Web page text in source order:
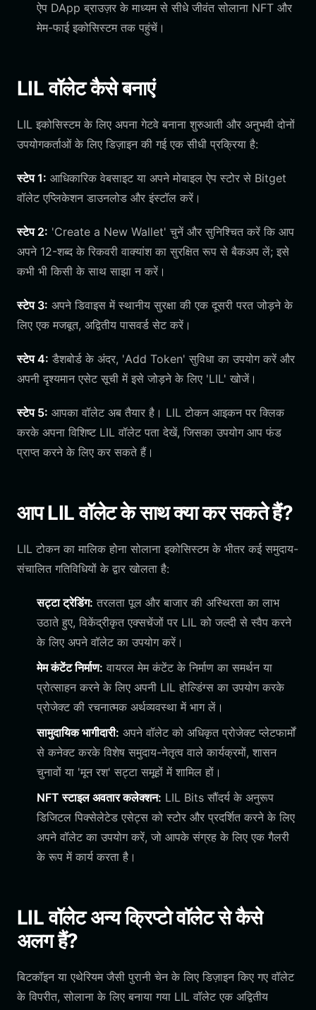
ऐप DApp ब्राउज़र के माध्यम से सीधे जीवंत सोलाना NFT और
मेम-फाई इकोसिस्टम तक पहुंचें।
LIL वॉलेट कैसे बनाएं
LIL इकोसिस्टम के लिए अपना गेटवे बनाना शुरुआती और अनुभवी दोनों
उपयोगकर्ताओं के लिए डिज़ाइन की गई एक सीधी प्रक्रिया है:
स्टेप 1: आधिकारिक वेबसाइट या अपने मोबाइल ऐप स्टोर से Bitget
वॉलेट एप्लिकेशन डाउनलोड और इंस्टॉल करें।
स्टेप 2: 'Create a New Wallet' चुनें और सुनिश्चित करें कि आप
अपने 12-शब्द के रिकवरी वाक्यांश का सुरक्षित रूप से बैकअप लें; इसे
कभी भी किसी के साथ साझा न करें।
स्टेप 3: अपने डिवाइस में स्थानीय सुरक्षा की एक दूसरी परत जोड़ने के
लिए एक मजबूत, अद्वितीय पासवर्ड सेट करें।
स्टेप 4: डैशबोर्ड के अंदर, 'Add Token' सुविधा का उपयोग करें और
अपनी दृश्यमान एसेट सूची में इसे जोड़ने के लिए 'LIL' खोजें।
स्टेप 5: आपका वॉलेट अब तैयार है। LIL टोकन आइकन पर क्लिक
करके अपना विशिष्ट LIL वॉलेट पता देखें, जिसका उपयोग आप फंड
प्राप्त करने के लिए कर सकते हैं।
आप LIL वॉलेट के साथ क्या कर सकते हैं?
LIL टोकन का मालिक होना सोलाना इकोसिस्टम के भीतर कई समुदाय-
संचालित गतिविधियों के द्वार खोलता है:
सट्टा ट्रेडिंग: तरलता पूल और बाजार की अस्थिरता का लाभ
उठाते हुए, विकेंद्रीकृत एक्सचेंजों पर LIL को जल्दी से स्वैप करने
के लिए अपने वॉलेट का उपयोग करें।
मेम कंटेंट निर्माण: वायरल मेम कंटेंट के निर्माण का समर्थन या
प्रोत्साहन करने के लिए अपनी LIL होल्डिंग्स का उपयोग करके
प्रोजेक्ट की रचनात्मक अर्थव्यवस्था में भाग लें।
सामुदायिक भागीदारी: अपने वॉलेट को अधिकृत प्रोजेक्ट प्लेटफार्मों
से कनेक्ट करके विशेष समुदाय-नेतृत्व वाले कार्यक्रमों, शासन
चुनावों या 'मून रश' सट्टा समूहों में शामिल हों।
NFT स्टाइल अवतार कलेक्शन: LIL Bits सौंदर्य के अनुरूप
डिजिटल पिक्सेलेटेड एसेट्स को स्टोर और प्रदर्शित करने के लिए
अपने वॉलेट का उपयोग करें, जो आपके संग्रह के लिए एक गैलरी
के रूप में कार्य करता है।
LIL वॉलेट अन्य क्रिप्टो वॉलेट से कैसे
अलग हैं?
बिटकॉइन या एथेरियम जैसी पुरानी चेन के लिए डिज़ाइन किए गए वॉलेट
के विपरीत, सोलाना के लिए बनाया गया LIL वॉलेट एक अद्वितीय